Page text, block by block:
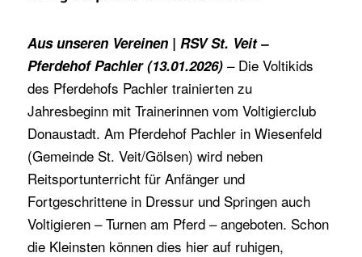
Aus unseren Vereinen | RSV St. Veit –
Pferdehof Pachler (13.01.2026) – Die Voltikids
des Pferdehofs Pachler trainierten zu
Jahresbeginn mit Trainerinnen vom Voltigierclub
Donaustadt. Am Pferdehof Pachler in Wiesenfeld
(Gemeinde St. Veit/Gölsen) wird neben
Reitsportunterricht für Anfänger und
Fortgeschrittene in Dressur und Springen auch
Voltigieren – Turnen am Pferd – angeboten. Schon
die Kleinsten können dies hier auf ruhigen,